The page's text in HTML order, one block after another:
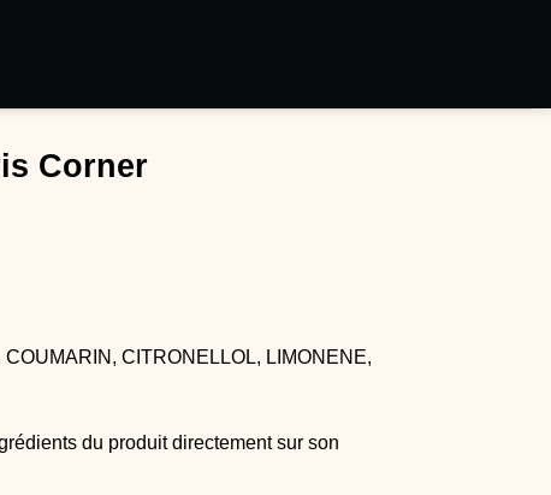
Corner
CITRONELLOL, LIMONENE,
du produit directement sur son